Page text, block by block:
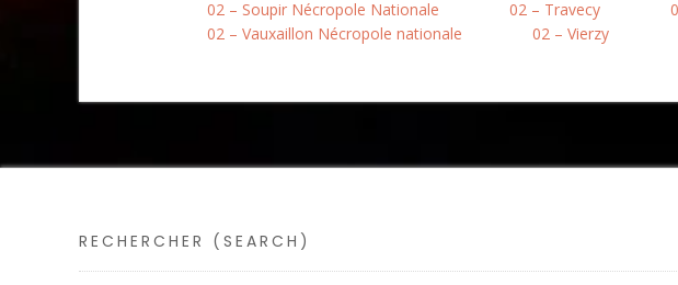
02 – Soupir Nécropole Nationale
02 – Travecy
02 – Vauxaillon Nécropole nationale
02 – Vierzy
RECHERCHER (SEARCH)